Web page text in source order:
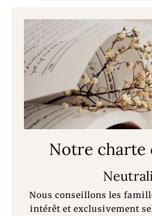
Notre charte
Nous conseillons les
intérêt et exclusivement